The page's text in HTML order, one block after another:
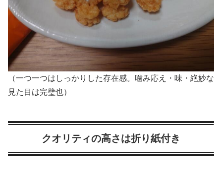
（一つ一つはしっかりした存在感。噛み応え・味・絶妙な
見た目は完璧也）
クオリティの高さは折り紙付き